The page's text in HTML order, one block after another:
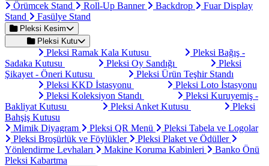
Örümcek Stand Roll-Up Banner Backdrop
Fuar Display
Stand
Fasülye Stand
Pleksi Kesim
Pleksi Kutu
Pleksi Ramak Kala Kutusu
Pleksi Bağış -
Sadaka Kutusu
Pleksi Oy Sandığı
Pleksi
Şikayet - Öneri Kutusu
Pleksi Ürün Teşhir Standı
Pleksi KKD İstasyonu
Pleksi Loto İstasyonu
Pleksi Koleksiyon Standı
Pleksi Kuruyemiş -
Bakliyat Kutusu
Pleksi Anket Kutusu
Pleksi
Bahşiş Kutusu
Mimik Diyagram
Pleksi QR Menü
Pleksi Tabela ve Logolar
Pleksi Broşürlük ve Föylükler
Pleksi Plaket ve Ödüller
Yönlendirme Levhaları
Makine Koruma Kabinleri
Banko Önü
Pleksi Kabartma